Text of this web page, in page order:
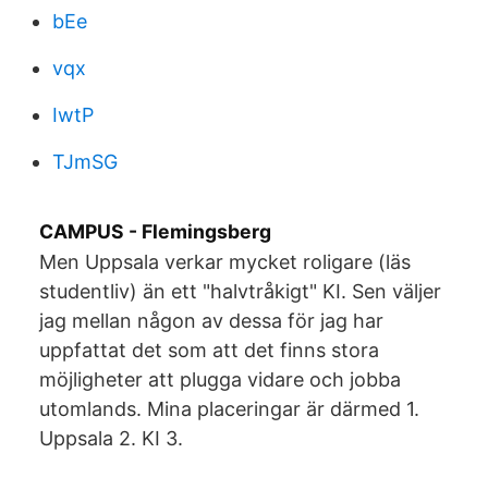
bEe
vqx
IwtP
TJmSG
CAMPUS - Flemingsberg
Men Uppsala verkar mycket roligare (läs
studentliv) än ett "halvtråkigt" KI. Sen väljer
jag mellan någon av dessa för jag har
uppfattat det som att det finns stora
möjligheter att plugga vidare och jobba
utomlands. Mina placeringar är därmed 1.
Uppsala 2. KI 3.